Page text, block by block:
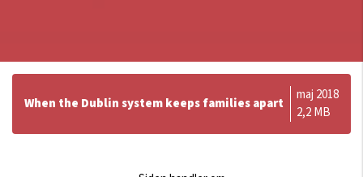
When the Dublin system keeps families apart
maj 2018
2,2 MB